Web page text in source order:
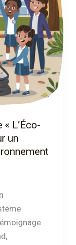
L’Éco-
un